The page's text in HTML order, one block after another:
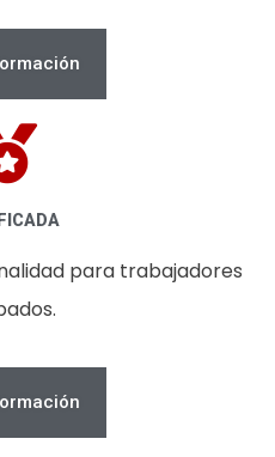
para trabajadores